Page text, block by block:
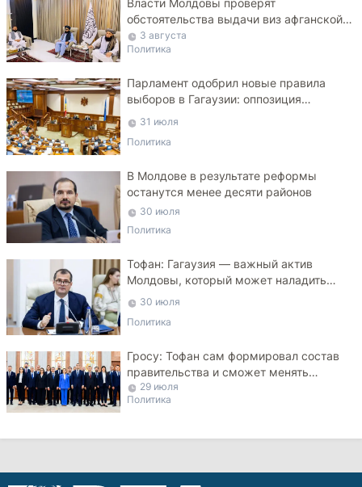
Власти Молдовы проверят
обстоятельства выдачи виз афганской
делегации
3 августа
Политика
Парламент одобрил новые правила
выборов в Гагаузии: оппозиция
критикует законопроект
31 июля
Политика
В Молдове в результате реформы
останутся менее десяти районов
30 июля
Политика
Тофан: Гагаузия — важный актив
Молдовы, который может наладить
мосты с Турцией
30 июля
Политика
Гросу: Тофан сам формировал состав
правительства и сможет менять
министров
29 июля
Политика